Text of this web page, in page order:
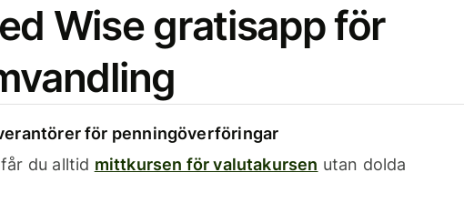
Wise gratisapp för
för penningöverföringar
du alltid mittkursen för valutakursen utan dolda